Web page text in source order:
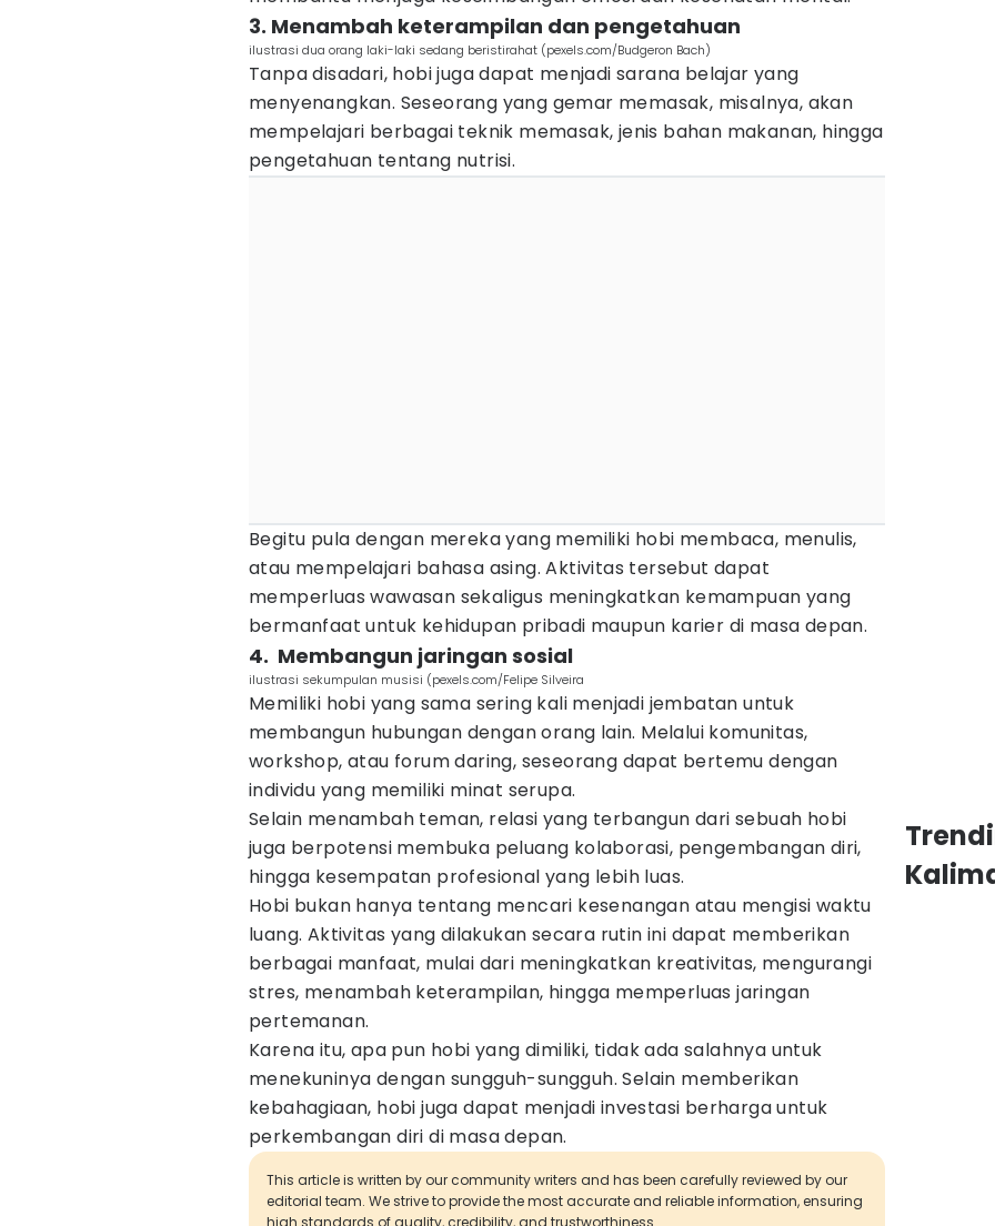
3. Menambah keterampilan dan pengetahuan
ilustrasi dua orang laki-laki sedang beristirahat (pexels.com/Budgeron Bach)
Tanpa disadari, hobi juga dapat menjadi sarana belajar yang
menyenangkan. Seseorang yang gemar memasak, misalnya, akan
mempelajari berbagai teknik memasak, jenis bahan makanan, hingga
pengetahuan tentang nutrisi.
Begitu pula dengan mereka yang memiliki hobi membaca, menulis,
atau mempelajari bahasa asing. Aktivitas tersebut dapat
memperluas wawasan sekaligus meningkatkan kemampuan yang
bermanfaat untuk kehidupan pribadi maupun karier di masa depan.
4. Membangun jaringan sosial
ilustrasi sekumpulan musisi (pexels.com/Felipe Silveira
Memiliki hobi yang sama sering kali menjadi jembatan untuk
membangun hubungan dengan orang lain. Melalui komunitas,
workshop, atau forum daring, seseorang dapat bertemu dengan
individu yang memiliki minat serupa.
Selain menambah teman, relasi yang terbangun dari sebuah hobi
juga berpotensi membuka peluang kolaborasi, pengembangan diri,
hingga kesempatan profesional yang lebih luas.
Hobi bukan hanya tentang mencari kesenangan atau mengisi waktu
luang. Aktivitas yang dilakukan secara rutin ini dapat memberikan
berbagai manfaat, mulai dari meningkatkan kreativitas, mengurangi
stres, menambah keterampilan, hingga memperluas jaringan
pertemanan.
Karena itu, apa pun hobi yang dimiliki, tidak ada salahnya untuk
menekuninya dengan sungguh-sungguh. Selain memberikan
kebahagiaan, hobi juga dapat menjadi investasi berharga untuk
perkembangan diri di masa depan.
This article is written by our community writers and has been carefully reviewed by our
editorial team. We strive to provide the most accurate and reliable information, ensuring
high standards of quality, credibility, and trustworthiness.